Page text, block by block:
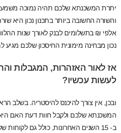
יתרת המשכנתא שלכם תהיה נמוכה
והשורה החשובה ביותר בתכנון נכון היא
אלפי ₪ בתשלומים לבנק לאורך שנות
נכון מבחינה מימונית החיסכון שלכם
אז לאור האזהרות, המגבלות
לעשות עכשיו?
ובכן, אין צורך להיכנס להיסטריה. בשלב
המשכנתא שלכם ולקבל חוות דעת האם
ב- 15 השנים האחרונות, כולל גם